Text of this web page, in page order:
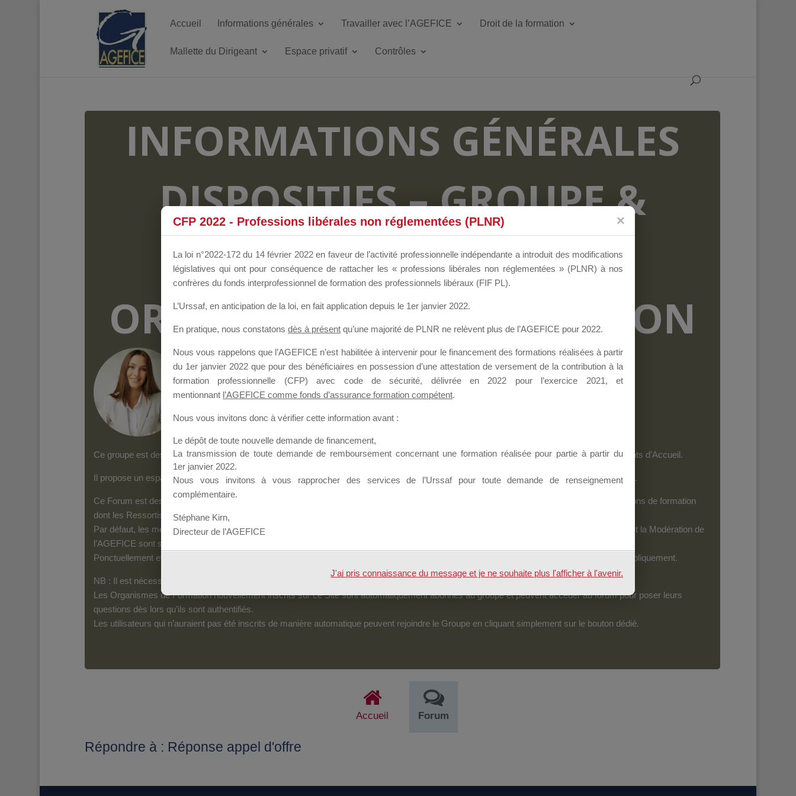
Accueil Informations générales Travailler avec l’AGEFICE Droit de la formation
Mallette du Dirigeant Espace privatif Contrôles
INFORMATIONS GÉNÉRALES
DISPOSITIFS – GROUPE &
FORUM DÉDIÉS AUX
ORGANISMES DE FORMATION
Groupe Public il y a 13 minutes
Ce groupe est destiné aux Organismes de formation. Il accueille également les Conseillers salariés de l’AGEFICE et les personnels des Points d’Accueil.
Il propose un espace forum, sur lequel il est possible de laisser un message ou poser vos questions concernant les dispositifs de l’AGEFICE.
Ce Forum est destiné aux Organismes de formation qui ont besoin de renseignements sur l’AGEFICE et sur les aides au financement d’actions de formation
dont les Ressortissants de l’AGEFICE peuvent éventuellement bénéficier.
Par défaut, les messages qui sont postés sur cet espace sont considérés comme étant des messages
: Seuls leurs Auteurs et la Modération de
l’AGEFICE sont susceptibles d’en lire le contenu.
Ponctuellement et pour les messages qui s’avéreraient d’une particulière pertinence, certains des échanges pourront devenir accessibles publiquement.
NB : Il est nécessaire d’être inscrit(e) pour pouvoir accéder et intervenir sur cet espace.
Les Organismes de Formation nouvellement inscrits sur ce Site sont automatiquement abonnés au groupe et peuvent accéder au forum pour poser leurs
questions dès lors qu’ils sont authentifiés.
Les utilisateurs qui n’auraient pas été inscrits de manière automatique peuvent rejoindre le Groupe en cliquant simplement sur le bouton dédié.
Accueil Forum
Répondre à : Réponse appel d'offre
CFP 2022 - Professions libérales non réglementées (PLNR)
La loi n°2022-172 du 14 février 2022 en faveur de l’activité professionnelle indépendante a introduit des modifications
législatives qui ont pour conséquence de rattacher les « professions libérales non réglementées » (PLNR) à nos
confrères du fonds interprofessionnel de formation des professionnels libéraux (FIF PL).
L’Urssaf, en anticipation de la loi, en fait application depuis le 1er janvier 2022.
En pratique, nous constatons dès à présent qu’une majorité de PLNR ne relèvent plus de l’AGEFICE pour 2022.
Nous vous rappelons que l’AGEFICE n’est habilitée à intervenir pour le financement des formations réalisées à partir
du 1er janvier 2022 que pour des bénéficiaires en possession d’une attestation de versement de la contribution à la
formation professionnelle (CFP) avec code de sécurité, délivrée en 2022 pour l’exercice 2021, et
mentionnant l’AGEFICE comme fonds d’assurance formation compétent.
Nous vous invitons donc à vérifier cette information avant :
Le dépôt de toute nouvelle demande de financement,
La transmission de toute demande de remboursement concernant une formation réalisée pour partie à partir du
1er janvier 2022.
Nous vous invitons à vous rapprocher des services de l’Urssaf pour toute demande de renseignement
complémentaire.
Stéphane Kirn,
Directeur de l’AGEFICE
J'ai pris connaissance du message et je ne souhaite plus l'afficher à l'avenir.